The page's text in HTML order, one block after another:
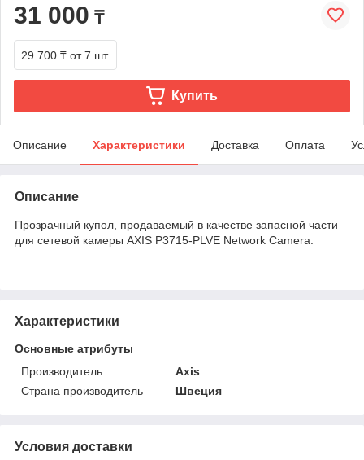
31 000 ₸
29 700 ₸ от 7 шт.
Купить
Описание Характеристики Доставка Оплата
Описание
Прозрачный купол, продаваемый в качестве запасной части
для сетевой камеры AXIS P3715-PLVE Network Camera.
Характеристики
Основные атрибуты
Производитель
Axis
Страна производитель
Швеция
Условия доставки